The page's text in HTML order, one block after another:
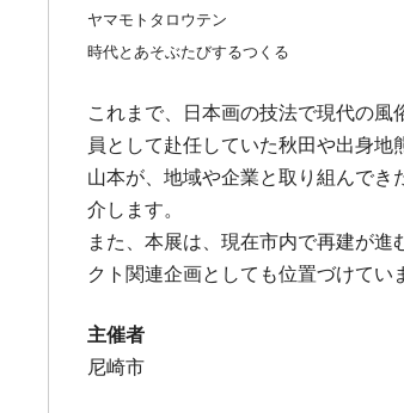
ヤマモトタロウテン
時代とあそぶたびするつくる
これまで、日本画の技法で現代の
員として赴任していた秋田や出身
山本が、地域や企業と取り組んで
介します。
また、本展は、現在市内で再建が
クト関連企画としても位置づけてい
主催者
尼崎市